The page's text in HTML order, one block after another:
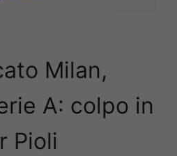
Milan,
A: colpo in
Pioli